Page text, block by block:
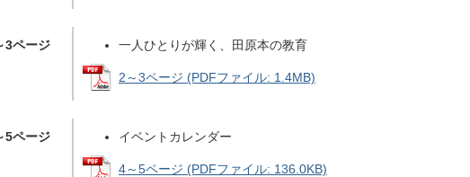
3ページ 一人ひとりが輝く、田原本の教育
2～3ページ (PDFファイル: 1.4MB)
5ページ イベントカレンダー
4～5ページ (PDFファイル: 136.0KB)